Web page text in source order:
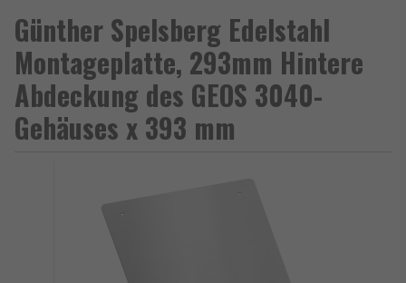
Günther Spelsberg Edelstahl
Montageplatte, 293mm Hintere
Abdeckung des GEOS 3040-
Gehäuses x 393 mm